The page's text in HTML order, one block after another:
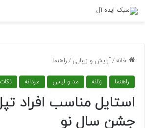
خانه/آرایش و زیبایی/راهنما
راهنما زنانه مد و لباس مردانه نکات
استایل مناسب افراد
جشن سال نو